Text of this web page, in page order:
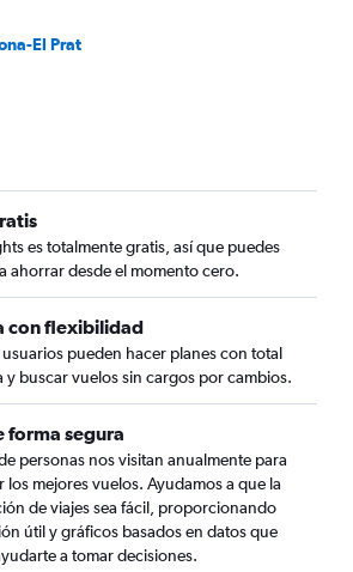
El Prat
es totalmente gratis, así que puedes
ahorrar desde el momento cero.
con flexibilidad
pueden hacer planes con total
y buscar vuelos sin cargos por cambios.
forma segura
personas nos visitan anualmente para
los mejores vuelos. Ayudamos a que la
de viajes sea fácil, proporcionando
útil y gráficos basados en datos que
a tomar decisiones.